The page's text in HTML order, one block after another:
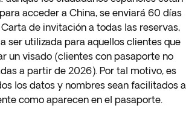
acceder a China, se enviará 60 días
de invitación a todas las reservas,
ser utilizada para aquellos clientes que
un visado (clientes con pasaporte no
a partir de 2026). Por tal motivo, es
los datos y nombres sean facilitados a
como aparecen en el pasaporte.